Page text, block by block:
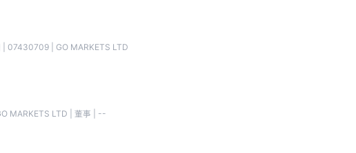
可定制的图表。
通渠道。
易者提供材料。
。另一点是经纪人的支持不是 24/7 可用的。
金融工具，包括外汇差价合约、股票差价合约、指数差价合约、金属差价合约、加密货币差
| 07430709 | GO MARKETS LTD
MARKETS LTD | 董事 | --